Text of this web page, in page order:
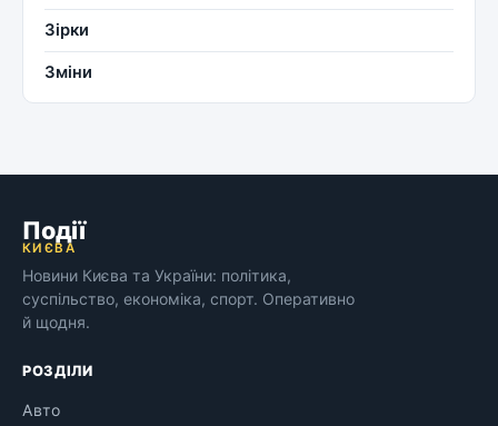
Зірки
Зміни
Події
КИЄВА
Новини Києва та України: політика,
суспільство, економіка, спорт. Оперативно
й щодня.
РОЗДІЛИ
Авто